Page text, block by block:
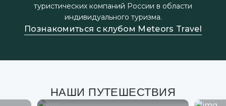
туристических компаний России в области
индивидуального туризма.
Познакомиться с клубом Meteors Travel
НАШИ ПУТЕШЕСТВИЯ